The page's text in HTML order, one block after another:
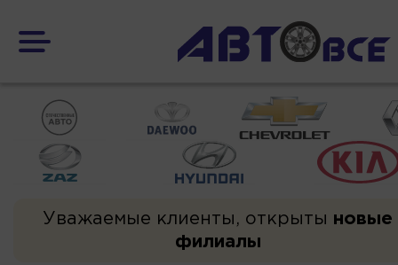
Уважаемые клиенты, открыты новые
филиалы